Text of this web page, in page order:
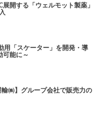
開する「ウェルモット製薬」
用「スケーター」を開発・導
可能に～
㈱】グループ会社で販売力の